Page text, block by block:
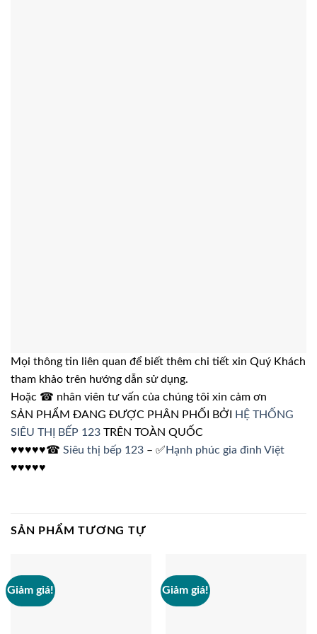
Mọi thông tin liên quan để biết thêm chi tiết xin Quý Khách
tham khảo trên hướng dẫn sử dụng.
Hoặc ☎ nhân viên tư vấn của chúng tôi xin cảm ơn
SẢN PHẨM ĐANG ĐƯỢC PHÂN PHỐI BỞI
HỆ THỐNG
SIÊU THỊ BẾP 123 TRÊN TOÀN QUỐC
♥♥♥♥♥☎ Siêu thị bếp 123 – ✅ Hạnh phúc gia đình Việt
♥♥♥♥♥
SẢN PHẨM TƯƠNG TỰ
Giảm giá! Giảm giá!